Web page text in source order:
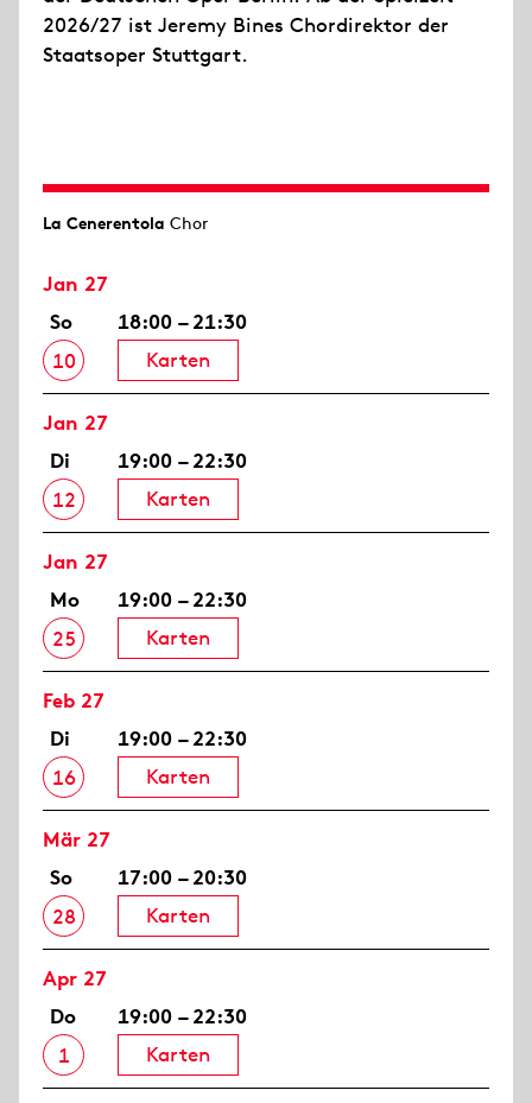
2026/27 ist Jeremy Bines Chordirektor der
Staatsoper Stuttgart.
La Cenerentola Chor
Jan 27
So
10
18:00 – 21:30
Karten
Jan 27
Di
12
19:00 – 22:30
Karten
Jan 27
Mo
25
19:00 – 22:30
Karten
Feb 27
Di
16
19:00 – 22:30
Karten
Mär 27
So
28
17:00 – 20:30
Karten
Apr 27
Do
1
19:00 – 22:30
Karten